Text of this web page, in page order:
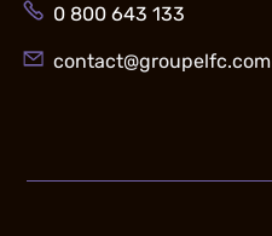
0 800 643 133
contact@groupelfc.com